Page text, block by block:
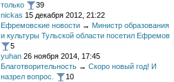
только
39
nickas 15 декабря 2012, 21:22
Ефремовские новости → Министр образования
и культуры Тульской области посетил Ефремов
5
yuhan 26 ноября 2014, 17:45
Благотворительность → Скоро новый год! И
назрел вопрос.
10